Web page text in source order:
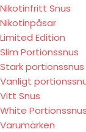
Nikotinfritt Snus
Nikotinpåsar
Limited Edition
Slim Portionssnus
Stark portionssnus
Vanligt
Vitt Snus
White Portionssnus
Varumärken